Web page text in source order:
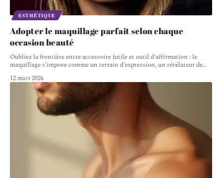
ESTHÉTIQUE
Adopter le maquillage parfait selon chaque
occasion beauté
Oubliez la frontière entre accessoire futile et outil d'affirmation : le
maquillage s'impose comme un terrain d'expression, un révélateur de…
12 mars 2026